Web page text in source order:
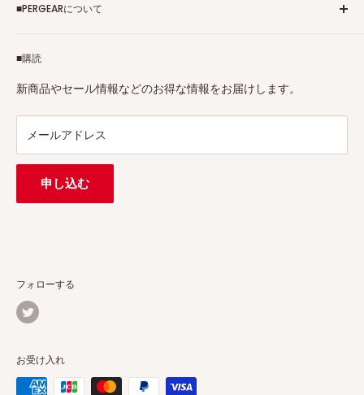
■購読
新商品やセール情報などのお得な情報をお届けします。
メールアドレス
申し込む
個人情報保護方針
Tax-free
特定商取引法に基づく表示
■PERGEARについて
7Artisans、FIMIなど各撮影機材ブランドの正規代理店です。
プロ、アマチュアを問わず、さまざまな撮影製品を取り揃え
連絡先： support@pergear.co.jp
フォローする
お受け入れ